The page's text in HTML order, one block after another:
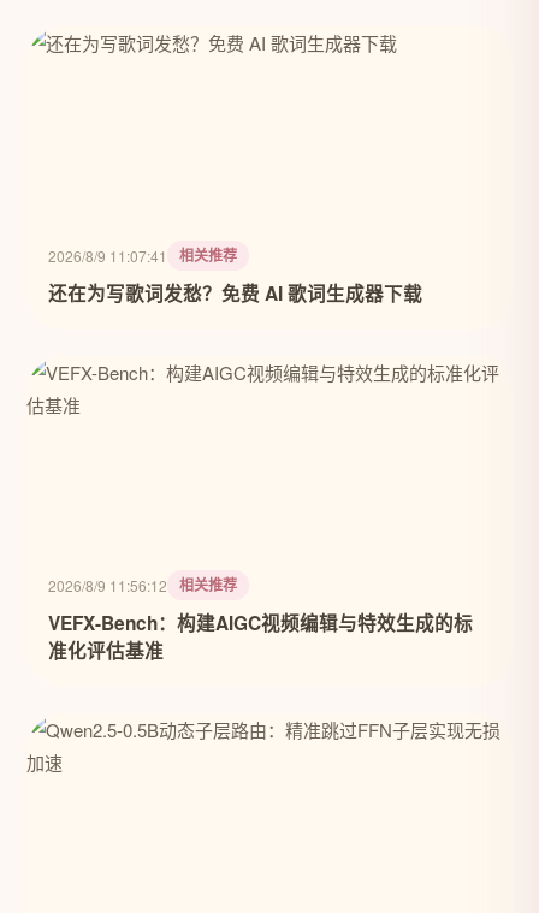
2026/8/9 11:07:41 相关推荐
还在为写歌词发愁？免费 AI 歌词生成器下载
2026/8/9 11:56:12 相关推荐
VEFX-Bench：构建AIGC视频编辑与特效生成的标
准化评估基准